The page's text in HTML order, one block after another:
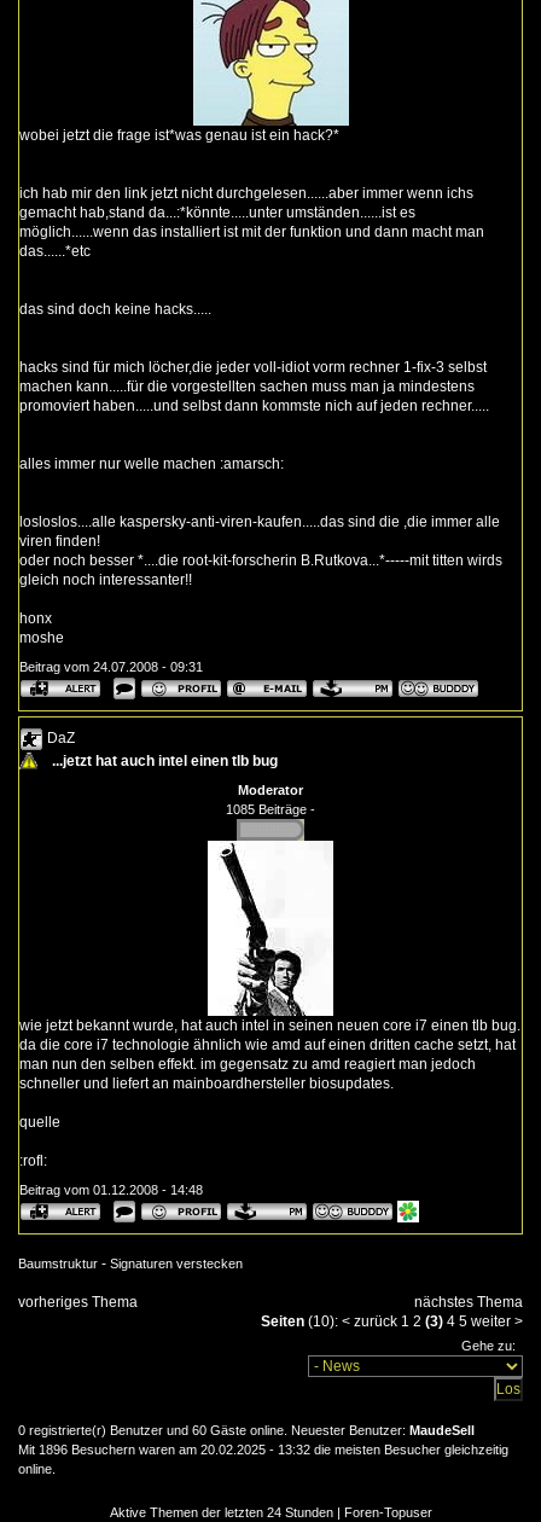
wobei jetzt die frage ist*was genau ist ein hack?*
ich hab mir den link jetzt nicht durchgelesen......aber immer wenn ichs
gemacht hab,stand da...:*könnte.....unter umständen......ist es
möglich......wenn das installiert ist mit der funktion und dann macht man
das......*etc
das sind doch keine hacks.....
hacks sind für mich löcher,die jeder voll-idiot vorm rechner 1-fix-3 selbst
machen kann.....für die vorgestellten sachen muss man ja mindestens
promoviert haben.....und selbst dann kommste nich auf jeden rechner.....
alles immer nur welle machen :amarsch:
losloslos....alle kaspersky-anti-viren-kaufen.....das sind die ,die immer alle
viren finden!
oder noch besser *....die root-kit-forscherin B.Rutkova...*-----mit titten wirds
gleich noch interessanter!!
honx
moshe
Beitrag vom 24.07.2008 - 09:31
DaZ
...jetzt hat auch intel einen tlb bug
Moderator
1085 Beiträge -
wie jetzt bekannt wurde, hat auch intel in seinen neuen core i7 einen tlb bug.
da die core i7 technologie ähnlich wie amd auf einen dritten cache setzt, hat
man nun den selben effekt. im gegensatz zu amd reagiert man jedoch
schneller und liefert an mainboardhersteller biosupdates.
quelle
:rofl:
Beitrag vom 01.12.2008 - 14:48
Baumstruktur - Signaturen verstecken
vorheriges Thema
nächstes Thema
Seiten (10): < zurück 1 2 (3) 4 5 weiter >
Gehe zu:
0 registrierte(r) Benutzer und 60 Gäste online. Neuester Benutzer: MaudeSell
Mit 1896 Besuchern waren am 20.02.2025 - 13:32 die meisten Besucher gleichzeitig
online.
Aktive Themen der letzten 24 Stunden| Foren-Topuser